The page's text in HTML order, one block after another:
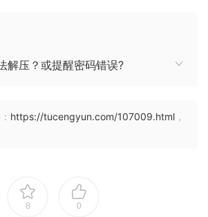
解压？或提醒密码错误?
https://tucengyun.com/107009.html ，
8 0